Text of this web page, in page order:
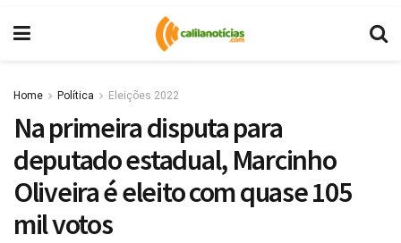
Home Política Eleições 2022
Na primeira disputa para
deputado estadual, Marcinho
Oliveira é eleito com quase 105
mil votos